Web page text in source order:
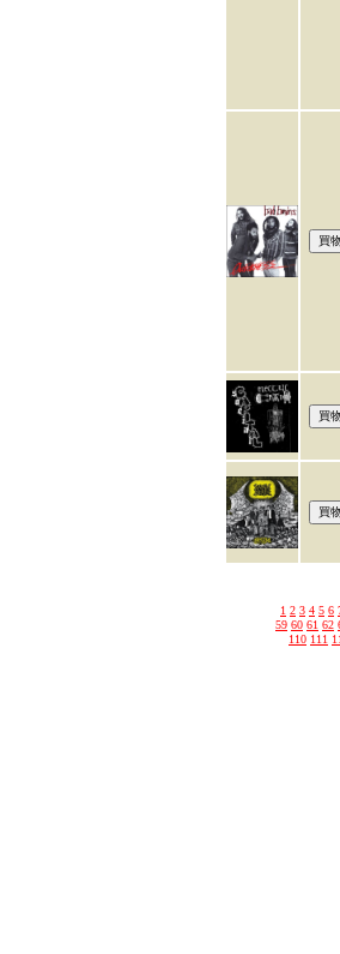
1 2 3 4 5 6
59 60 61 62
110 111